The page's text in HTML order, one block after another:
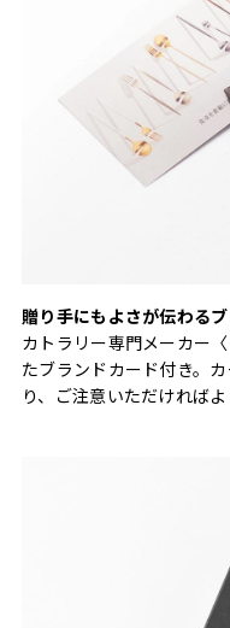
贈り手にもよさが伝わる
カトラリー専門メーカー
たブランドカード付き。
り、ご注意いただければ